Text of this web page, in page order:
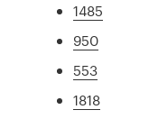
1485
950
553
1818